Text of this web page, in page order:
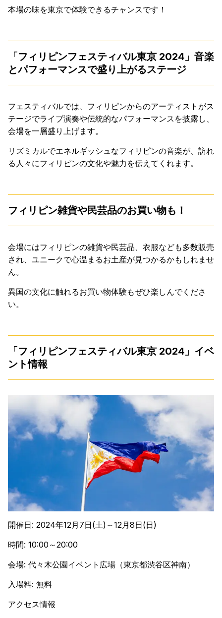
本場の味を東京で体験できるチャンスです！
「フィリピンフェスティバル東京 2024」音楽
とパフォーマンスで盛り上がるステージ
フェスティバルでは、フィリピンからのアーティストがス
テージでライブ演奏や伝統的なパフォーマンスを披露し、
会場を一層盛り上げます。
リズミカルでエネルギッシュなフィリピンの音楽が、訪れ
る人々にフィリピンの文化や魅力を伝えてくれます。
フィリピン雑貨や民芸品のお買い物も！
会場にはフィリピンの雑貨や民芸品、衣服なども多数販売
され、ユニークで心温まるお土産が見つかるかもしれませ
ん。
異国の文化に触れるお買い物体験もぜひ楽しんでくださ
い。
「フィリピンフェスティバル東京 2024」イベ
ント情報
開催日: 2024年12月7日(土)～12月8日(日)
時間: 10:00～20:00
会場: 代々木公園イベント広場（東京都渋谷区神南）
入場料: 無料
アクセス情報